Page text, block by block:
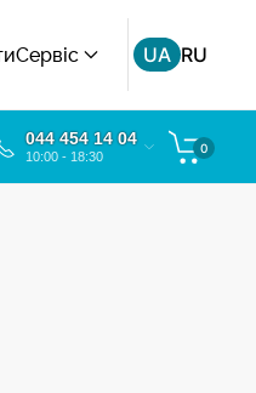
Сервіс UA RU
044 454 14 04
10:00 - 18:30
0